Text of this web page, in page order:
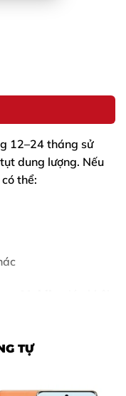
12–24 tháng sử
dung lượng. Nếu
có thể:
toàn và kéo dài
TỰ